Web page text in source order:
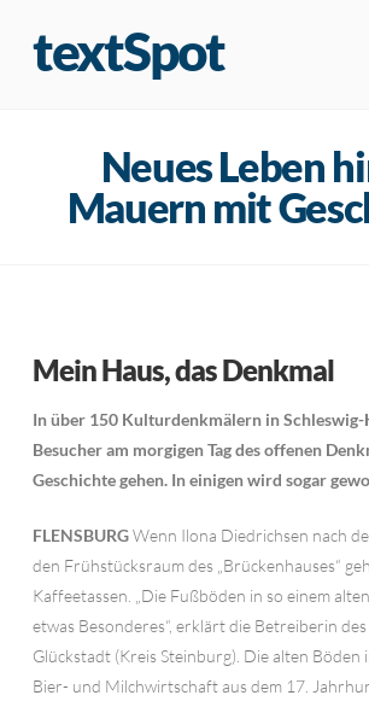
textSpot
Neues Leben
Mauern mit
Mein Haus, das Denkmal
In über 150 Kulturdenkmälern in
Besucher am morgigen Tag des offenen
Geschichte gehen. In einigen wird sogar
FLENSBURGWenn Ilona Diedrichsen nach
den Frühstücksraum des „Brückenhauses“
Kaffeetassen. „Die Fußböden in so einem
etwas Besonderes“, erklärt die Betreiberin
Glückstadt (Kreis Steinburg). Die alten Böden
Bier- und Milchwirtschaft aus dem 17.